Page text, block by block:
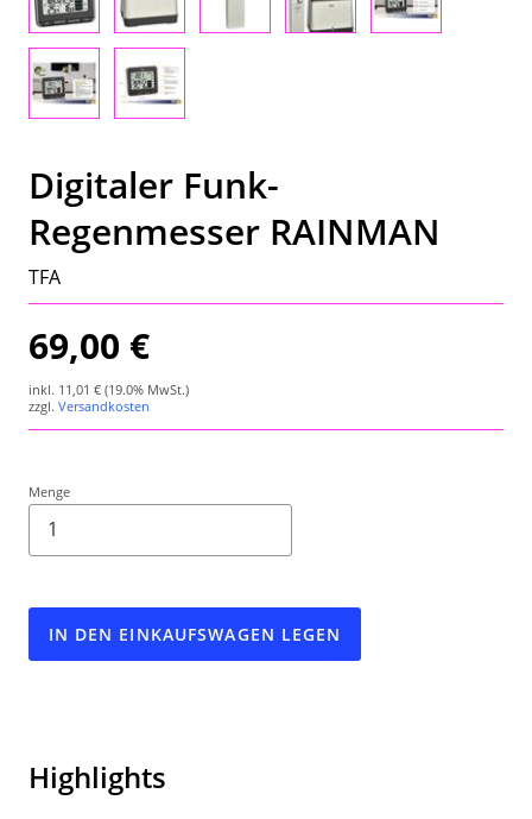
Wetterstation
Hygrometer
Kontakt
Digitaler Funk-
Regenmesser RAINMAN
TFA
69,00 €
inkl. 11,01 € (19.0% MwSt.)
zzgl. Versandkosten
Menge
IN DEN EINKAUFSWAGEN LEGEN
Highlights